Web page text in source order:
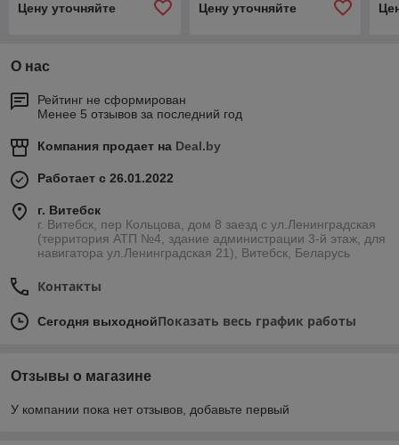
Цену уточняйте Цену уточняйте
О нас
Рейтинг не сформирован
Менее 5 отзывов за последний год
Компания продает на Deal.by
Работает с 26.01.2022
г. Витебск
г. Витебск, пер Кольцова, дом 8 заезд с ул.Ленинградская
(территория АТП №4, здание администрации 3-й этаж, для
навигатора ул.Ленинградская 21), Витебск, Беларусь
Контакты
Сегодня выходнойПоказать весь график работы
Отзывы о магазине
У компании пока нет отзывов, добавьте первый